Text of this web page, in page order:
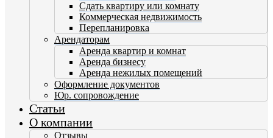
Сдать квартиру или комнату
Коммерческая недвижимость
Перепланировка
Арендаторам
Аренда квартир и комнат
Аренда бизнесу
Аренда нежилых помещений
Оформление документов
Юр. сопровождение
Статьи
О компании
Отзывы